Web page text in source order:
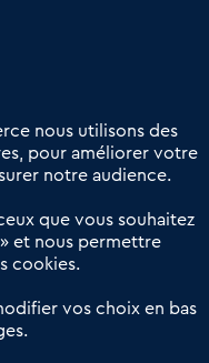
aux transactions
du commerce de
nous utilisons des
pour améliorer votre
notre audience.
que vous souhaitez
et nous permettre
cookies.
vos choix en bas